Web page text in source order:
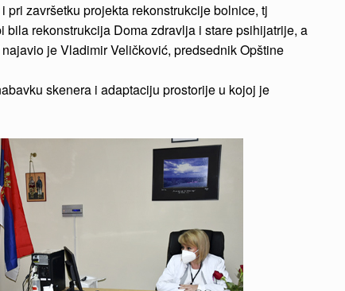
završetku projekta rekonstrukcije bolnice, tj
rekonstrukcija Doma zdravlja i stare psihijatrije, a
je Vladimir Veličković, predsednik Opštine
skenera i adaptaciju prostorije u kojoj je